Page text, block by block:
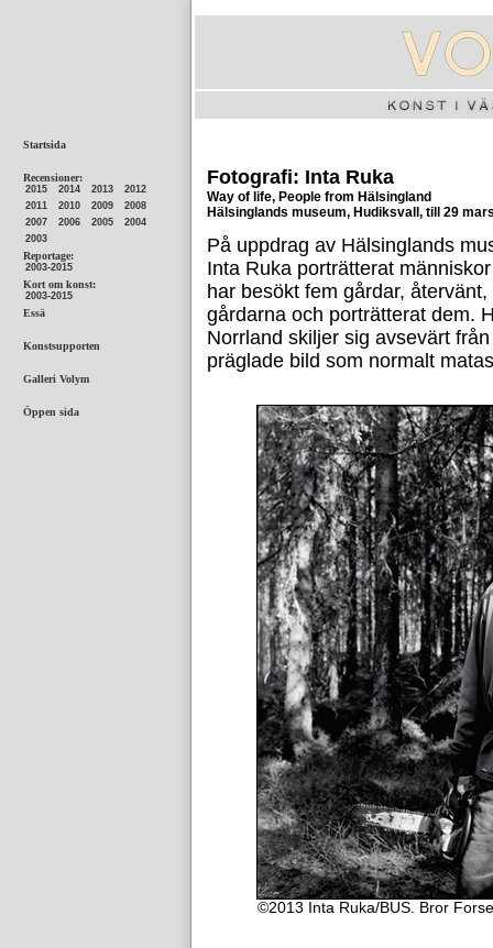
Fotografi: Inta Ruka
Way of life, People from Hälsingland
Hälsinglands museum, Hudiksvall, till 29
På uppdrag av Hälsinglands
Inta Ruka porträtterat
har besökt fem gårdar,
gårdarna och porträtterat dem.
Norrland skiljer sig avsevärt
präglade bild som normalt
©2013 Inta Ruka/BUS. Bror